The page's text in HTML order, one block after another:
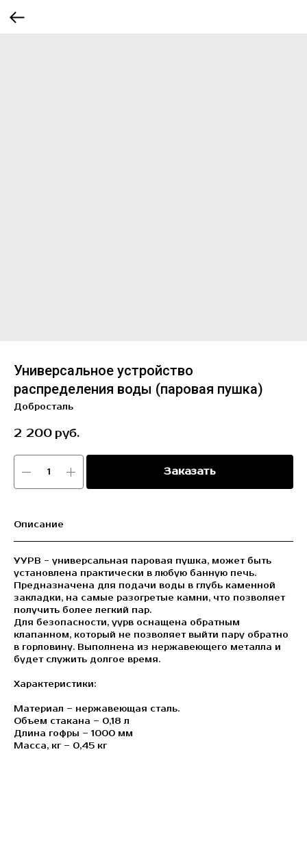
Универсальное устройство
распределения воды (паровая пушка)
Добросталь
2 200 руб.
Заказать
Описание
УУРВ - универсальная паровая пушка, может быть
установлена практически в любую банную печь.
Предназначена для подачи воды в глубь каменной
закладки, на самые разогретые камни, что позволяет
получить более легкий пар.
Для безопасности, уурв оснащена обратным
клапанном, который не позволяет выйти пару обратно
в горловину. Выполнена из нержавеющего металла и
будет служить долгое время.
Характеристики:
Материал – нержавеющая сталь.
Объем стакана – 0,18 л
Длина гофры – 1000 мм
Масса, кг – 0,45 кг